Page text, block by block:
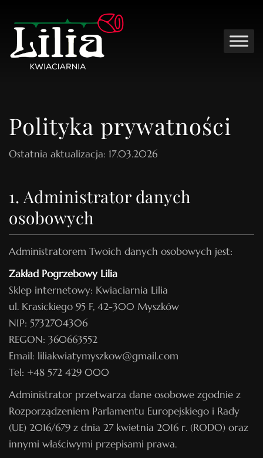
Polityka prywatności
Ostatnia aktualizacja: 17.03.2026
1. Administrator danych
osobowych
Administratorem Twoich danych osobowych jest:
Zakład Pogrzebowy Lilia
Sklep internetowy: Kwiaciarnia Lilia
ul. Krasickiego 95 F, 42-300 Myszków
NIP: 5732704306
REGON: 360663552
Email: liliakwiatymyszkow@gmail.com
Tel: +48 572 429 000
Administrator przetwarza dane osobowe zgodnie z
Rozporządzeniem Parlamentu Europejskiego i Rady
(UE) 2016/679 z dnia 27 kwietnia 2016 r. (RODO) oraz
innymi właściwymi przepisami prawa.